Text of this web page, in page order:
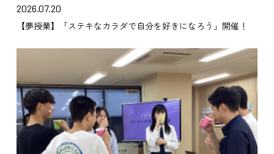
2026.07.20
【夢授業】「ステキなカラダで自分を好きになろう」開催！